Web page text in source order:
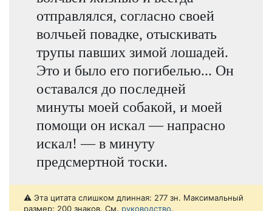
отправлялся, согласно своей
волчьей повадке, отыскивать
трупы павших зимой лошадей.
Это и было его погибелью... Он
оставался до последней
минуты моей собакой, и моей
помощи он искал — напрасно
искал! — в минуту
предсмертной тоски.
⚠️ Эта цитата слишком длинная: 277 зн. Максимальный
размер: 200 знаков. См. руководство.